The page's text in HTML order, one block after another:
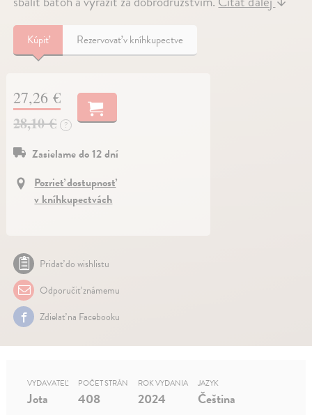
Kúpiť Rezervovať v kníhkupectve
27,26 €
28,10 €
?
Zasielame do 12 dní
Pozrieť dostupnosť
v kníhkupectvách
Pridať do wishlistu
Odporučiť známemu
Zdielať na Facebooku
VYDAVATEĽ
Jota
POČET STRÁN
408
ROK VYDANIA
2024
JAZYK
Čeština